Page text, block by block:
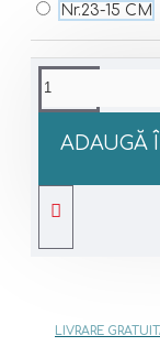
Nr.23-15 CM
ADAUGĂ
LIVRARE